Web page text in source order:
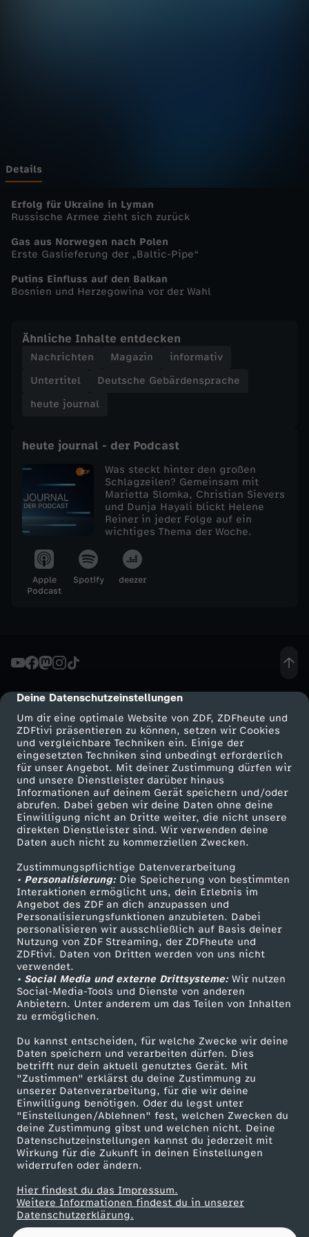
cmp-dialog-description
Deine Datenschutzeinstellungen
Um dir eine optimale Website von ZDF, ZDFheute und
ZDFtivi präsentieren zu können, setzen wir Cookies
und vergleichbare Techniken ein. Einige der
eingesetzten Techniken sind unbedingt erforderlich
für unser Angebot. Mit deiner Zustimmung dürfen wir
und unsere Dienstleister darüber hinaus
Informationen auf deinem Gerät speichern und/oder
abrufen. Dabei geben wir deine Daten ohne deine
Einwilligung nicht an Dritte weiter, die nicht unsere
direkten Dienstleister sind. Wir verwenden deine
Daten auch nicht zu kommerziellen Zwecken.
Zustimmungspflichtige Datenverarbeitung
• Personalisierung:Die Speicherung von bestimmten
Interaktionen ermöglicht uns, dein Erlebnis im
Angebot des ZDF an dich anzupassen und
Personalisierungsfunktionen anzubieten. Dabei
personalisieren wir ausschließlich auf Basis deiner
Nutzung von ZDF Streaming, der ZDFheute und
ZDFtivi. Daten von Dritten werden von uns nicht
verwendet.
• Social Media und externe Drittsysteme:Wir nutzen
Social-Media-Tools und Dienste von anderen
Anbietern. Unter anderem um das Teilen von Inhalten
zu ermöglichen.
Du kannst entscheiden, für welche Zwecke wir deine
Daten speichern und verarbeiten dürfen. Dies
betrifft nur dein aktuell genutztes Gerät. Mit
"Zustimmen" erklärst du deine Zustimmung zu
unserer Datenverarbeitung, für die wir deine
Einwilligung benötigen. Oder du legst unter
"Einstellungen/Ablehnen" fest, welchen Zwecken du
deine Zustimmung gibst und welchen nicht. Deine
Datenschutzeinstellungen kannst du jederzeit mit
Wirkung für die Zukunft in deinen Einstellungen
widerrufen oder ändern.
Hier findest du das Impressum.
Weitere Informationen findest du in unserer
Datenschutzerklärung.
-
h
e
u
e
j
o
u
n
l
m
1
.
O
k
t
o
b
e
r
2
0
2
2
Details
Erfolg für Ukraine in Lyman
Russische Armee zieht sich zurück
Gas aus Norwegen nach Polen
Erste Gaslieferung der „Baltic-Pipe“
Putins Einfluss auf den Balkan
Bosnien und Herzegowina vor der Wahl
Ähnliche Inhalte entdecken
Nachrichten Magazin
informativ
Untertitel
Deutsche Gebärdensprache
heute journal
heute journal - der Podcast
Was steckt hinter den großen
Schlagzeilen? Gemeinsam mit
Marietta Slomka, Christian Sievers
und Dunja Hayali blickt Helene
Reiner in jeder Folge auf ein
wichtiges Thema der Woche.
Apple
Podcast
Spotify deezer
Mehr ZDF
ZDF-Apps
Smart TV
ZDFtext
Livestreams
Sendungen A-Z
TV-Programm
Service
ZDFmitreden
Kontakt zum ZDF
Tickets
Zuschauerservice
Hilfe
ZDF Unternehmen
Karriere
ZDF goes Schule
Werbefernsehen
Mainzelmännchen
Partner